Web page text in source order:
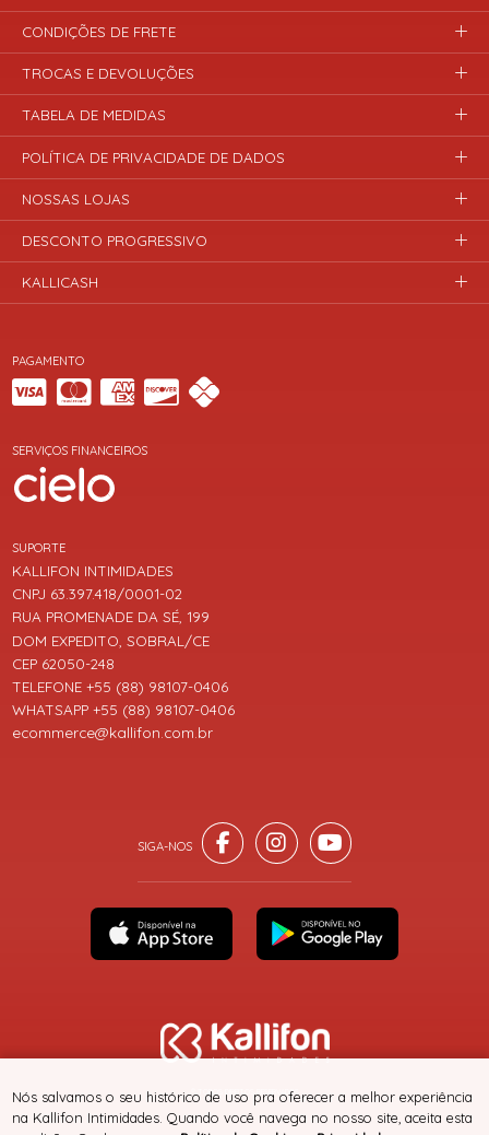
PAGAMENTO
SERVIÇOS FINANCEIROS
SUPORTE
KALLIFON INTIMIDADES
CNPJ 63.397.418/0001-02
RUA PROMENADE DA SÉ, 199
DOM EXPEDITO, SOBRAL/CE
CEP 62050-248
TELEFONE +55 (88) 98107-0406
WHATSAPP +55 (88) 98107-0406
ecommerce@kallifon.com.br
CONDIÇÕES DE FRETE
TROCAS E DEVOLUÇÕES
TABELA DE MEDIDAS
POLÍTICA DE PRIVACIDADE DE DADOS
NOSSAS LOJAS
DESCONTO PROGRESSIVO
KALLICASH
® TODOS DIREITOS RESERVADOS
Nós salvamos o seu histórico de uso pra oferecer a melhor experiência
na Kallifon Intimidades. Quando você navega no nosso site, aceita esta